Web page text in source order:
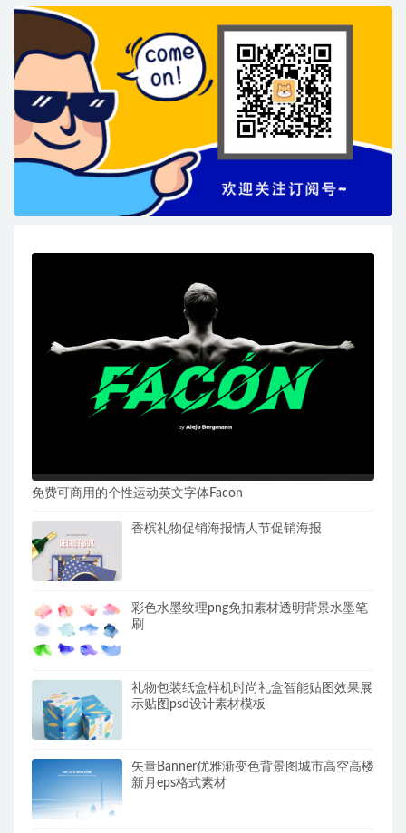
免费可商用的个性运动英文字体Facon
香槟礼物促销海报情人节促销海报
彩色水墨纹理png免扣素材透明背景水墨笔
刷
礼物包装纸盒样机时尚礼盒智能贴图效果展
示贴图psd设计素材模板
矢量Banner优雅渐变色背景图城市高空高楼
新月eps格式素材